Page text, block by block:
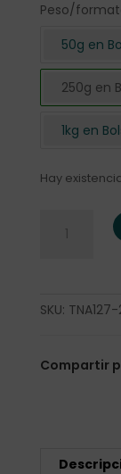
Peso/
50g en
250g en
1kg en
Hay
Té negro
SKU:
Compartir